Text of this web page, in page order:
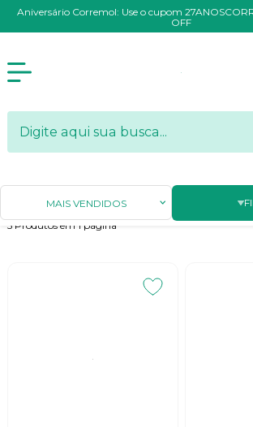
Aniversário Corremol: Use o cupom
OFF
NORD
5 Produtos em 1 página
MAIS VENDIDOS